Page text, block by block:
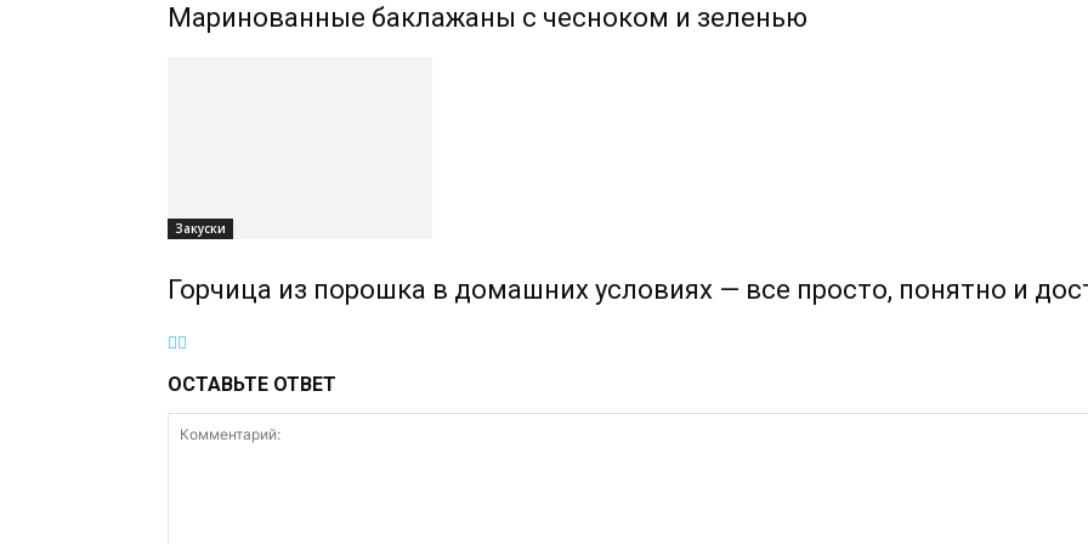
Маринованные баклажаны с чесноком и зеленью
Закуски
Горчица из порошка в домашних условиях — все просто, понятно и
ОСТАВЬТЕ ОТВЕТ